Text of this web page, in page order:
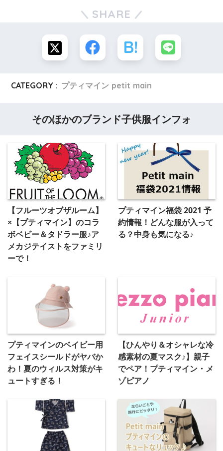
SHARE
CATEGORY : プティマイン petit main
そのほかのブランド子供服インフォ
【フルーツオブザルーム】
×【プティマイン】のコラ
ボベビー＆タドラー服♪ア
メカジテイストをファミリ
ーで！
プティマイン福袋 2021 予
約情報！どんな服が入って
る？中身も気になる♪
プティマインのベイビー用
フェイスシールドがヤバか
わ！夏のウィルス対策がキ
ュートすぎる！
【ひんやり＆オシャレな冷
感素材の夏マスク♪】親子
でペア！プティマイン・メ
ゾピアノ